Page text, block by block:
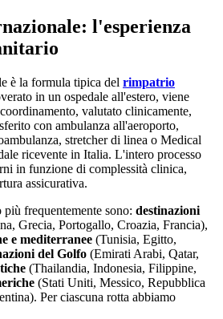
l'esperienza
è la formula tipica del rimpatrio
in un ospedale all'estero, viene
valutato clinicamente,
con ambulanza all'aeroporto,
stretcher di linea o Medical
ricevente in Italia. L'intero processo
in funzione di complessità clinica,
assicurativa.
frequentemente sono: destinazioni
Grecia, Portogallo, Croazia, Francia),
e mediterranee (Tunisia, Egitto,
del Golfo (Emirati Arabi, Qatar,
(Thailandia, Indonesia, Filippine,
(Stati Uniti, Messico, Repubblica
Per ciascuna rotta abbiamo